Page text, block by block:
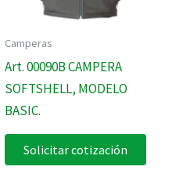
Camperas
Art. 00090B CAMPERA
SOFTSHELL, MODELO
BASIC.
Solicitar cotización